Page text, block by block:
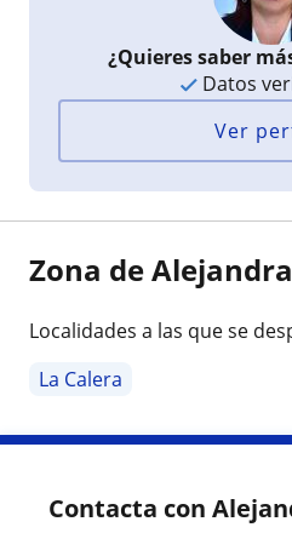
¿Quieres saber
Datos
Ver
Zona de Alejandra
Localidades a las que se
La Calera
Contacta con